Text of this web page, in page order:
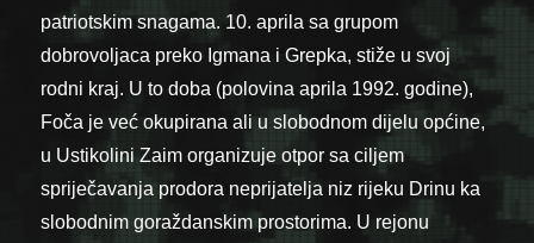
patriotskim snagama. 10. aprila sa grupom
dobrovoljaca preko Igmana i Grepka, stiže u svoj
rodni kraj. U to doba (polovina aprila 1992. godine),
Foča je već okupirana ali u slobodnom dijelu općine,
u Ustikolini Zaim organizuje otpor sa ciljem
spriječavanja prodora neprijatelja niz rijeku Drinu ka
slobodnim goraždanskim prostorima. U rejonu